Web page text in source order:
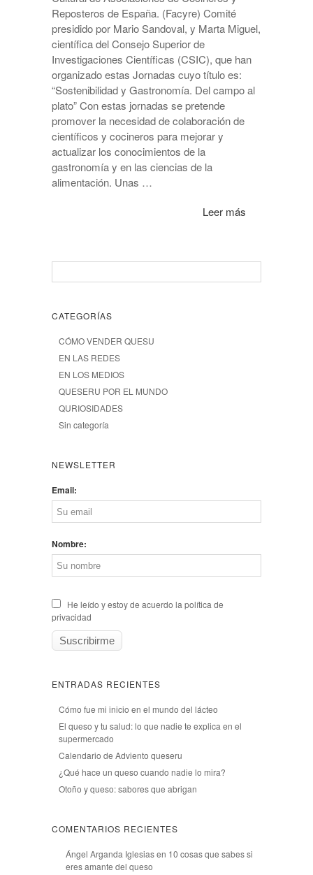
Reposteros de España. (Facyre) Comité
presidido por Mario Sandoval, y Marta Miguel,
científica del Consejo Superior de
Investigaciones Científicas (CSIC), que han
organizado estas Jornadas cuyo título es:
“Sostenibilidad y Gastronomía. Del campo al
plato” Con estas jornadas se pretende
promover la necesidad de colaboración de
científicos y cocineros para mejorar y
actualizar los conocimientos de la
gastronomía y en las ciencias de la
alimentación. Unas …
Leer más
CATEGORÍAS
CÓMO VENDER QUESU
EN LAS REDES
EN LOS MEDIOS
QUESERU POR EL MUNDO
QURIOSIDADES
Sin categoría
NEWSLETTER
Email:
Nombre:
He leído y estoy de acuerdo la política de
privacidad
ENTRADAS RECIENTES
Cómo fue mi inicio en el mundo del lácteo
El queso y tu salud: lo que nadie te explica en el
supermercado
Calendario de Adviento queseru
¿Qué hace un queso cuando nadie lo mira?
Otoño y queso: sabores que abrigan
COMENTARIOS RECIENTES
Ángel Arganda Iglesiasen 10 cosas que sabes si
eres amante del queso